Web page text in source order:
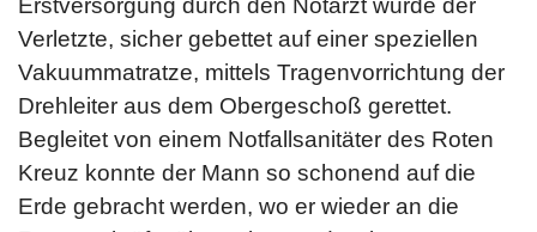
Erstversorgung durch den Notarzt wurde der
Verletzte, sicher gebettet auf einer speziellen
Vakuummatratze, mittels Tragenvorrichtung der
Drehleiter aus dem Obergeschoß gerettet.
Begleitet von einem Notfallsanitäter des Roten
Kreuz konnte der Mann so schonend auf die
Erde gebracht werden, wo er wieder an die